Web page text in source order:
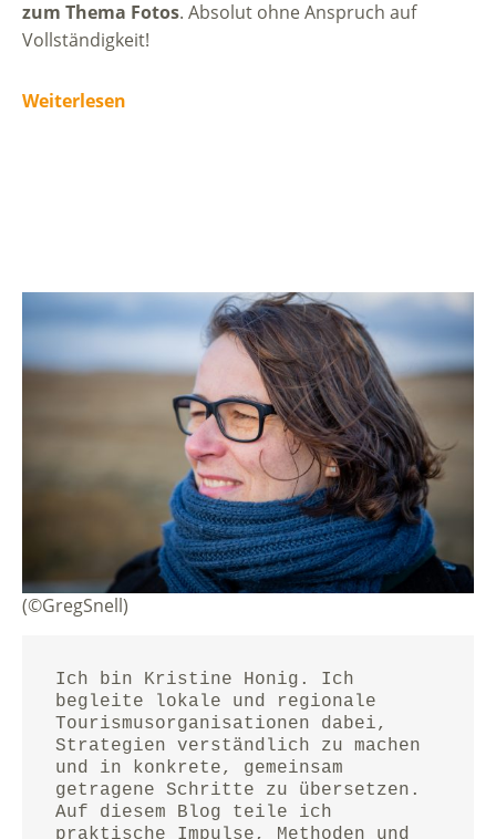
zum Thema Fotos. Absolut ohne Anspruch auf
Vollständigkeit!
Weiterlesen
(©GregSnell)
Ich bin Kristine Honig. Ich
begleite lokale und regionale
Tourismusorganisationen dabei,
Strategien verständlich zu machen
und in konkrete, gemeinsam
getragene Schritte zu übersetzen.
Auf diesem Blog teile ich
praktische Impulse, Methoden und